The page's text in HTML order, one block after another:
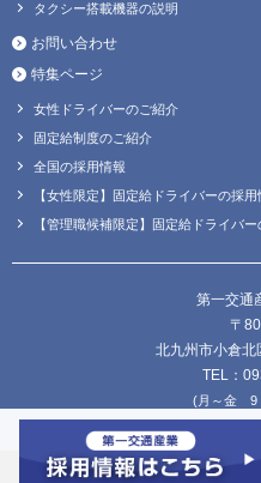
タクシー搭載機器の説明
お問い合わせ
特集ページ
女性ドライバーのご紹介
固定給制度のご紹介
全国の採用情報
【女性限定】固定給ドライバーの採用
【管理職候補限定】固定給ドライバ
第一交通
〒
北九州市小倉
TEL：
(月～金 9
FAX：
Copyright © DAIICHI KOUTSU